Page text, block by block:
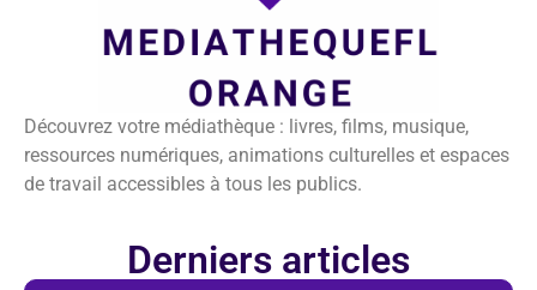
Découvrez votre médiathèque : livres, films, musique,
ressources numériques, animations culturelles et espaces
de travail accessibles à tous les publics.
Derniers articles